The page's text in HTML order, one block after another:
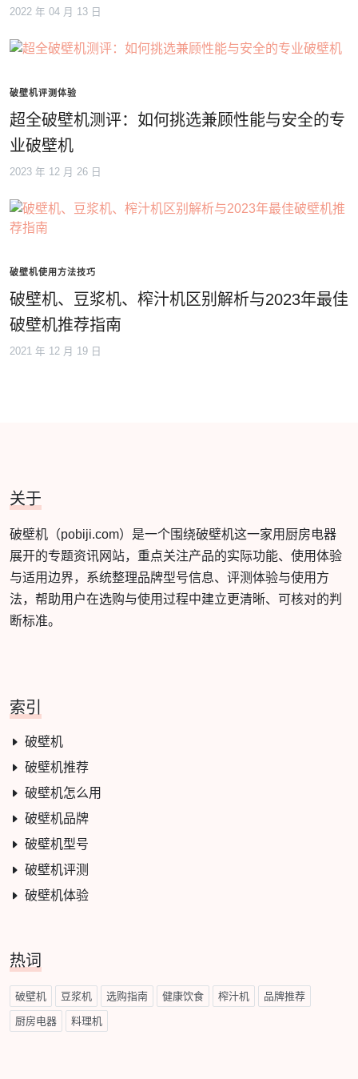
2022 年 04 月 13 日
破壁机评测体验
超全破壁机测评：如何挑选兼顾性能与安全的专
业破壁机
2023 年 12 月 26 日
破壁机使用方法技巧
破壁机、豆浆机、榨汁机区别解析与2023年最佳
破壁机推荐指南
2021 年 12 月 19 日
关于
破壁机（pobiji.com）是一个围绕破壁机这一家用厨房电器
展开的专题资讯网站，重点关注产品的实际功能、使用体验
与适用边界，系统整理品牌型号信息、评测体验与使用方
法，帮助用户在选购与使用过程中建立更清晰、可核对的判
断标准。
索引
破壁机
破壁机推荐
破壁机怎么用
破壁机品牌
破壁机型号
破壁机评测
破壁机体验
热词
破壁机 豆浆机 选购指南 健康饮食 榨汁机 品牌推荐
厨房电器 料理机